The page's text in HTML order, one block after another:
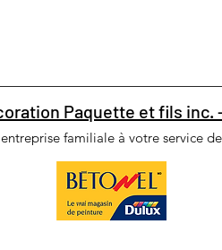
Paquette et fils inc.
familiale à votre service